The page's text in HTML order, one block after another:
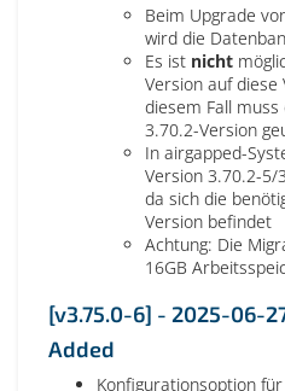
Beim Upgrade
wird die
Es ist nicht
Version auf diese
diesem Fall
3.70.2-Version
In airgapped-
Version 3.70.2-
da sich die
Version befindet
Achtung: Die
16GB
[v3.75.0-6] - 2025-06-
Added
Konfigurationsoption